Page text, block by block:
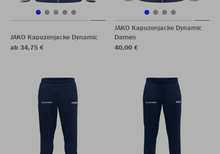
JAKO Kapuzenjacke Dynamic
ab 34,75 €
JAKO Kapuzenjacke Dynamic
Damen
40,00 €